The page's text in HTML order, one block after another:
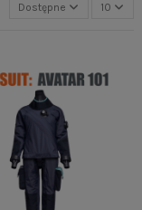
Dostępne 10